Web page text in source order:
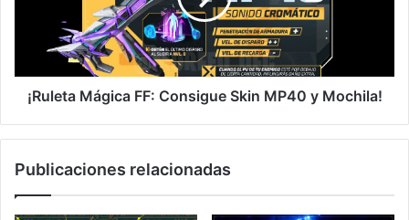
Mochila!
¡Ruleta Mágica FF: Consigue Skin MP40 y Mochila!
Publicaciones relacionadas